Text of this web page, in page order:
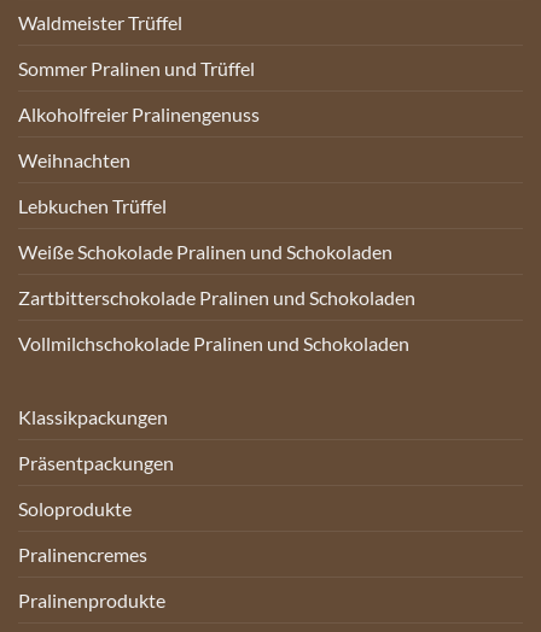
Waldmeister Trüffel
Sommer Pralinen und Trüffel
Alkoholfreier Pralinengenuss
Weihnachten
Lebkuchen Trüffel
Weiße Schokolade Pralinen und Schokoladen
Zartbitterschokolade Pralinen und Schokoladen
Vollmilchschokolade Pralinen und Schokoladen
Klassikpackungen
Präsentpackungen
Soloprodukte
Pralinencremes
Pralinenprodukte